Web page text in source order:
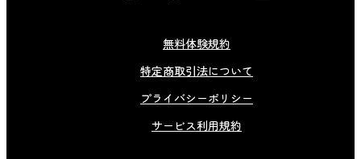
a
g
e
b
o
k
無料体験規約
特定商取引法について
プライバシーポリシー
サービス利用規約